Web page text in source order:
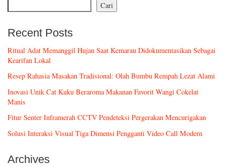
Cari
Recent Posts
Ritual Adat Memanggil Hujan Saat Kemarau Didokumentasikan Sebagai
Kearifan Lokal
Resep Rahasia Masakan Tradisional: Olah Bumbu Rempah Lezat Alami
Inovasi Unik Cat Kuku Beraroma Makanan Favorit Wangi Cokelat
Manis
Fitur Senter Inframerah CCTV Pendeteksi Pergerakan Mencurigakan
Solusi Interaksi Visual Tiga Dimensi Pengganti Video Call Modern
Archives